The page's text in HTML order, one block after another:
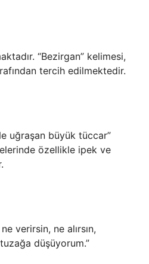
“Bezirgan” kelimesi,
tercih edilmektedir.
uğraşan büyük tüccar”
özellikle ipek ve
verirsin, ne alırsın,
düşüyorum.”